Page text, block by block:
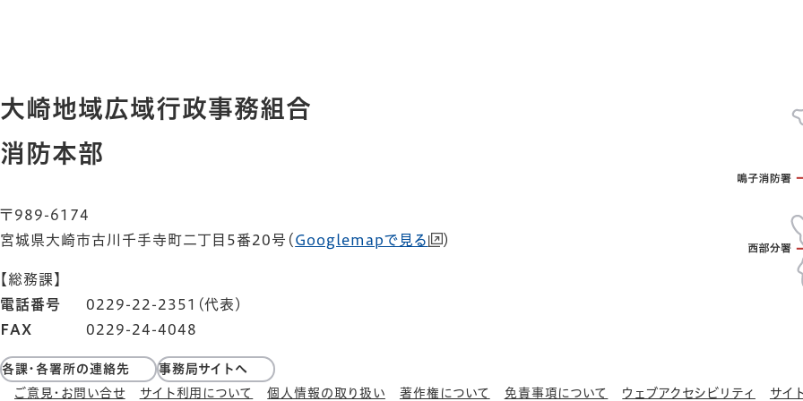
大崎地域広域行政事務組合
消防本部
〒989-6174
宮城県大崎市古川千手寺町二丁目5番20号 （ Googlemapで見る ）
【総務課】
電話番号
0229-22-2351(代表)
FAX
0229-24-4048
各課・各署所の連絡先
事務局サイトへ
ご意見・お問い合せ
サイト利用について 個人情報の取り扱い 著作権について 免責事項について ウェブアクセシビリティ サイ